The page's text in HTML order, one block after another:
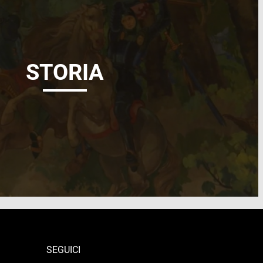
STORIA
SEGUICI